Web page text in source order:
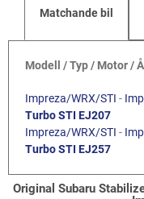
Matchande bil
Modell / Typ / Motor /
Impreza/WRX/STI -
Turbo STI EJ207
Impreza/WRX/STI -
Turbo STI EJ257
Original Subaru